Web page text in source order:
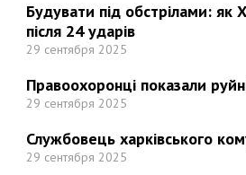
Будувати під обстрілами: як
після 24 ударів
29 сентября 2025
Правоохоронці показали
29 сентября 2025
Службовець харківського
29 сентября 2025